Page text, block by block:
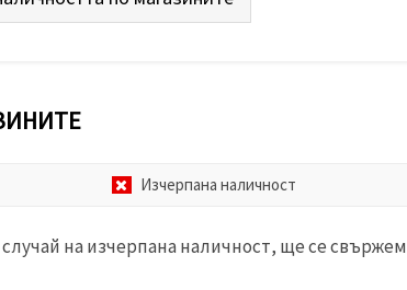
Изчерпана наличност
на изчерпана наличност, ще се свържем